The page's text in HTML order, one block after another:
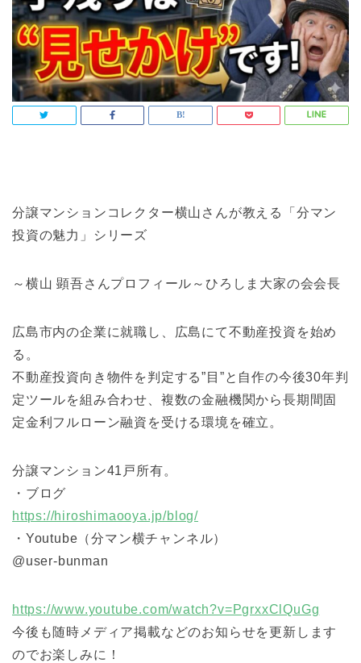
分譲マンションコレクター横山さんが教える「分マン
投資の魅力」シリーズ
～横山 顕吾さんプロフィール～ひろしま大家の会会長
広島市内の企業に就職し、広島にて不動産投資を始め
る。
不動産投資向き物件を判定する”目”と自作の今後30年判
定ツールを組み合わせ、複数の金融機関から長期間固
定金利フルローン融資を受ける環境を確立。
分譲マンション41戸所有。
・ブログ
https://hiroshimaooya.jp/blog/
・Youtube（分マン横チャンネル）
@user-bunman
https://www.youtube.com/watch?v=PgrxxClQuGg
今後も随時メディア掲載などのお知らせを更新します
のでお楽しみに！